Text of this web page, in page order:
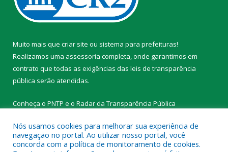
Muito mais que criar site ou sistema para prefeituras!
Realizamos uma assessoria completa, onde garantimos em
contrato que todas as exigências das leis de transparência
pública serão atendidas.
Conheça o PNTP e o Radar da Transparência Pública
Nós usamos cookies para melhorar sua experiência de
navegação no portal. Ao utilizar nosso portal, você
concorda com a política de monitoramento de cookies.